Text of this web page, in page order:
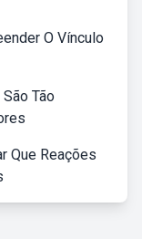
O Vínculo
Tão
Que Reações